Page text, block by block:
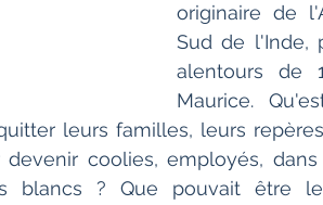
originaire de
Sud de l'Inde,
alentours de
Maurice.
leurs familles, leurs
devenir coolies, employés,
blancs ? Que pouvait être